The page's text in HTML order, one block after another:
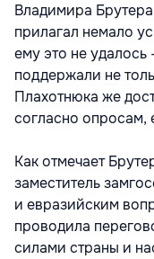
Владимира
прилагал немало
ему это не удалось
поддержали не
Плахотнюка же
согласно опросам,
Как отмечает
заместитель
и евразийским
проводила
силами страны и